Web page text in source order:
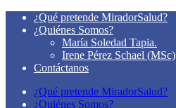
¿Qué pretende MiradorSalud?
¿Quiénes Somos?
María Soledad Tapia.
Irene Pérez Schael (MSc)
Contáctanos
¿Qué pretende MiradorSalud?
¿Quiénes Somos?